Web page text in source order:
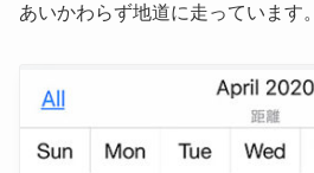
あいかわらず地道に走っています。